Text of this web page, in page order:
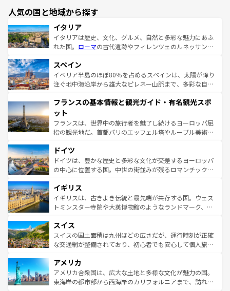
人気の国と地域から探す
イタリア
イタリアは歴史、文化、グルメ、自然と多彩な魅力にあふ
れた国。 ローマの古代遺跡やフィレンツェのルネッサンス
ろん、トスカーナの美しい田園風景やアマルフィ海岸の絶
景など、自然景観も見逃せない。観光の合間には、本場の
ピザやパスタなど、絶品のイタリア料理を堪能することも
ませてくれるイタリアで、忘れられない旅をしてみよう！
なお、新着のイタリア情報は
しい。
スペイン
イベリア半島のほぼ80％を占めるスペインは、太陽が降り
注ぐ地中海沿岸から雄大なピレネー山脈まで、多彩な自然
文化が根付くこの国では、情熱的なフラメンコ、熱気あふ
れる闘牛、そして美味しいタパスが生活の一部となってい
る。首都マドリードの洗練された雰囲気や、バルセロナの
アートに溢れた街角から、地方では古代ローマ遺跡や中世
せる。地方によって風土や気候が異なるスペインはその個
性で訪れる人を魅了する。 なお、新着のスペイン情報は コ
ンテンツ一覧を参照してほしい。
フランスの基本情報と観光ガイド・有名観光スポ
ット
フランスは、世界中の旅行者を魅了し続けるヨーロッパ屈
指の観光地だ。首都パリのエッフェル塔やルーブル美術館
で、幅広い魅力が詰まっている。華麗な宮殿、歴史的な大
聖堂、美しいビーチ、そして豊かな自然が、訪れる者を心
から魅了する。また、フランスは美食の国としても知ら
いる。シャンパンの発祥地であるランス、プロヴァンスの
香り高いラベンダー畑など、多彩な楽しみ方が可能だ。さ
らに、パリ以外の地域にも魅力が溢れており、どの街角に
れる地方に足を運ぶとそれぞれで全く異なる文化を体験で
きるだろう。 なお、新着のフランス情報はコンテンツ一覧
を参照してほしい。
ドイツ
ドイツは、豊かな歴史と多彩な文化が交差するヨーロッパ
の中心に位置する国。中世の街並みが残るロマンチック街
顔を持つこの国は、どこを歩いても飽きることがない。ベ
ルリンの文化的活気、バイエルン州のアルプスの絶景、そ
してライン川沿いのワイン畑といった風景は必見。ビール
は、お酒好きな人にはぜひ体験してほしい。 なお、新着の
ドイツ情報はコンテンツ一覧を参照してほしい。
イギリス
イギリスは、古きよき伝統と最先端が共存する国。ウェス
トミンスター寺院や大英博物館のようなランドマーク、歴
リアごとに異なる魅力がある。また、優雅なアフタヌーン
ティー、ビール好きにはたまらない英国パブ、サッカー観
戦など、本場だからこそできる体験も豊富。イギリスを旅
ンツ一覧を参照してほしい。
スイス
スイスの国土面積は九州ほどの広さだが、運行時刻が正確
な交通網が整備されており、初心者でも安心して個人旅行
の建物がそのまま残る町や、スイスならではのユニークな
博物館もあり、アルプス観光だけでなく町歩きも満喫する
ことができる。国民の所得が高いため物価も高いが、旅行
アメリカ
アメリカ合衆国は、広大な土地と多様な文化が魅力の国。
東海岸の都市部から西海岸のカリフォルニアまで、訪れる